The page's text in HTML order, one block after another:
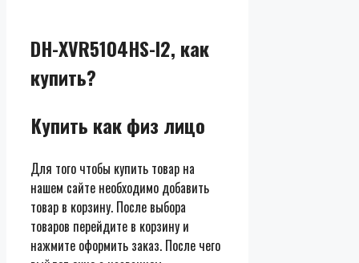
DH-XVR5104HS-I2, как
купить?
Купить как физ лицо
Для того чтобы купить товар на
нашем сайте необходимо добавить
товар в корзину. После выбора
товаров перейдите в корзину и
нажмите оформить заказ. После чего